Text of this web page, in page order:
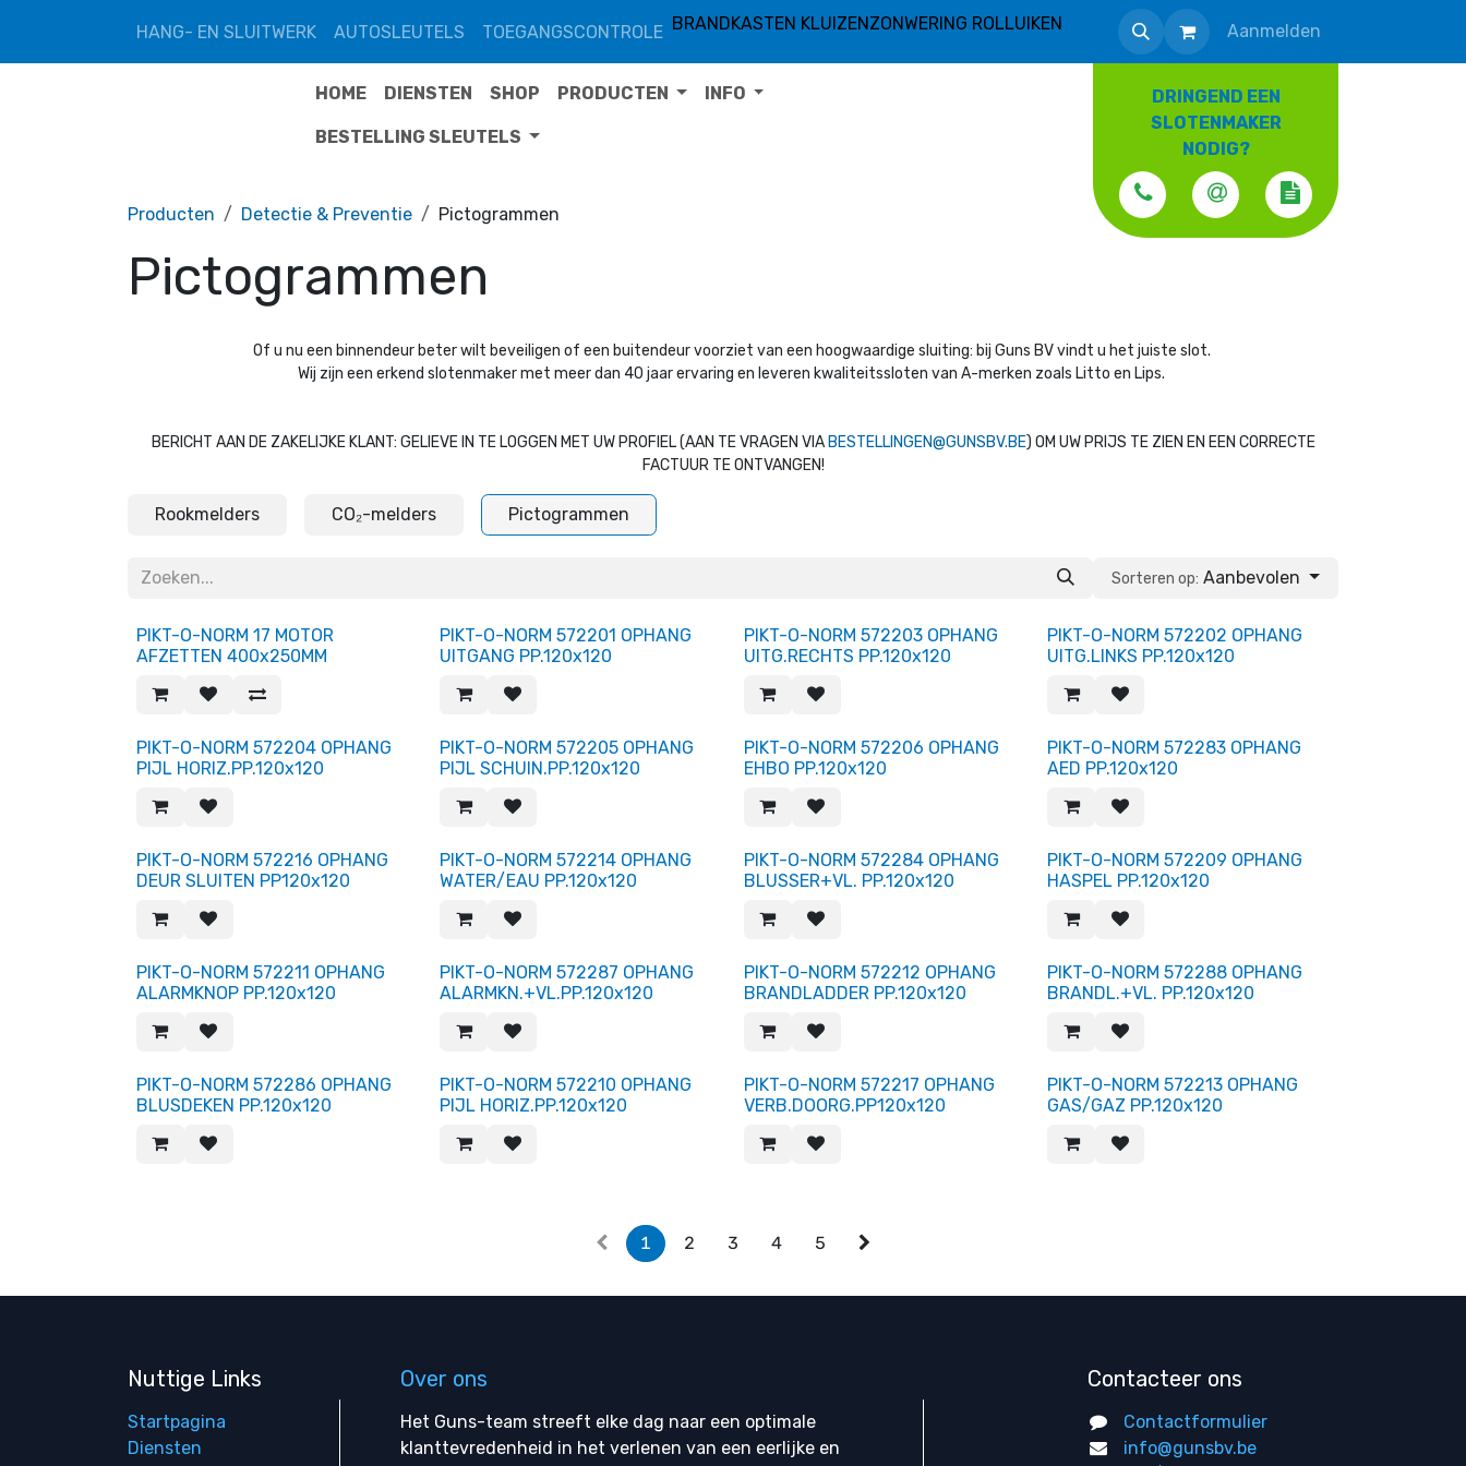
HANG- EN SLUITWERK
AUTOSLEUTELS TOEGANGSCONTROLE BRANDKASTEN KLUIZENZONWERING ROLLUIKEN Aanmelden
DRINGEND EEN
SLOTENMAKER
NODIG?
HOME DIENSTEN SHOP PRODUCTEN INFO
BESTELLING SLEUTELS
Producten Detectie & Preventie Pictogrammen
Pictogrammen
Of u nu een binnendeur beter wilt beveiligen of een buitendeur voorziet van een hoogwaardige sluiting: bij Guns BV vindt u het juiste slot.
Wij zijn een erkend slotenmaker met meer dan 40 jaar ervaring en leveren kwaliteitssloten van A-merken zoals Litto en Lips.
BERICHT AAN DE ZAKELIJKE KLANT: GELIEVE IN TE LOGGEN MET UW PROFIEL (AAN TE VRAGEN VIA BESTELLINGEN@GUNSBV.BE) OM UW PRIJS TE ZIEN EN EEN CORRECTE
FACTUUR TE ONTVANGEN!
Rookmelders CO₂-melders Pictogrammen
Sorteren op: Aanbevolen
PIKT-O-NORM 17 MOTOR
AFZETTEN 400x250MM
PIKT-O-NORM 572201 OPHANG
UITGANG PP.120x120
PIKT-O-NORM 572203 OPHANG
UITG.RECHTS PP.120x120
PIKT-O-NORM 572202 OPHANG
UITG.LINKS PP.120x120
PIKT-O-NORM 572204 OPHANG
PIJL HORIZ.PP.120x120
PIKT-O-NORM 572205 OPHANG
PIJL SCHUIN.PP.120x120
PIKT-O-NORM 572206 OPHANG
EHBO PP.120x120
PIKT-O-NORM 572283 OPHANG
AED PP.120x120
PIKT-O-NORM 572216 OPHANG
DEUR SLUITEN PP120x120
PIKT-O-NORM 572214 OPHANG
WATER/EAU PP.120x120
PIKT-O-NORM 572284 OPHANG
BLUSSER+VL. PP.120x120
PIKT-O-NORM 572209 OPHANG
HASPEL PP.120x120
PIKT-O-NORM 572211 OPHANG
ALARMKNOP PP.120x120
PIKT-O-NORM 572287 OPHANG
ALARMKN.+VL.PP.120x120
PIKT-O-NORM 572212 OPHANG
BRANDLADDER PP.120x120
PIKT-O-NORM 572288 OPHANG
BRANDL.+VL. PP.120x120
PIKT-O-NORM 572286 OPHANG
BLUSDEKEN PP.120x120
PIKT-O-NORM 572210 OPHANG
PIJL HORIZ.PP.120x120
PIKT-O-NORM 572217 OPHANG
VERB.DOORG.PP120x120
PIKT-O-NORM 572213 OPHANG
GAS/GAZ PP.120x120
1 2 3 4 5
Nuttige Links
Startpagina
Diensten
Over ons
Het Guns-team streeft elke dag naar een optimale
klanttevredenheid in het verlenen van een eerlijke en
Contacteer ons
Contactformulier
info@gunsbv.be